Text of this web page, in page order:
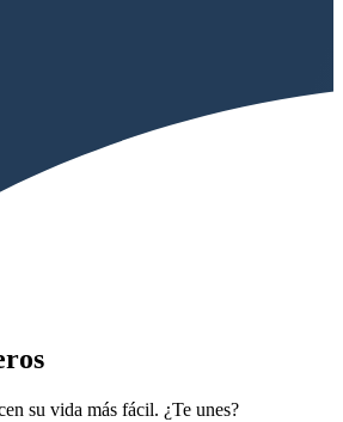
su vida más fácil. ¿Te unes?